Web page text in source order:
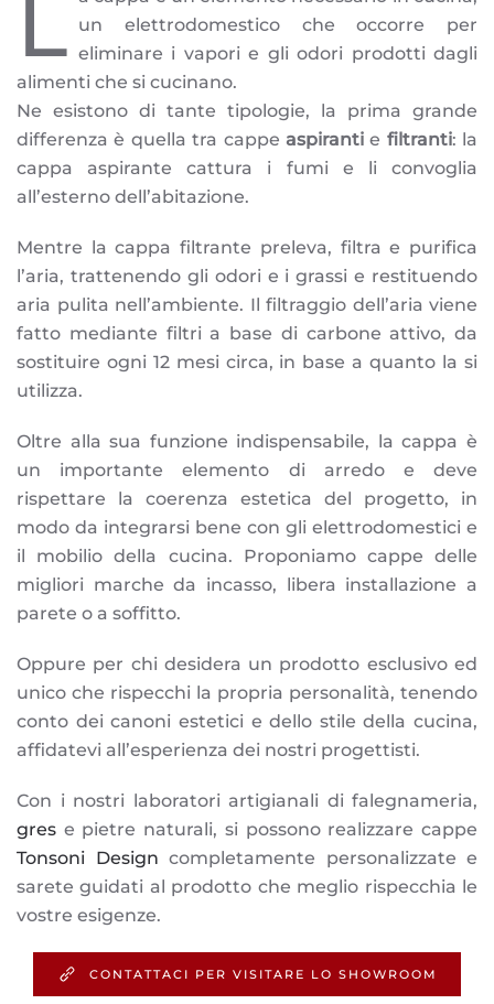
L un elettrodomestico che occorre per
eliminare i vapori e gli odori prodotti dagli
alimenti che si cucinano.
Ne esistono di tante tipologie, la prima grande
differenza è quella tra cappe aspirantie filtranti: la
cappa aspirante cattura i fumi e li convoglia
all’esterno dell’abitazione.
Mentre la cappa filtrante preleva, filtra e purifica
l’aria, trattenendo gli odori e i grassi e restituendo
aria pulita nell’ambiente. Il filtraggio dell’aria viene
fatto mediante filtri a base di carbone attivo, da
sostituire ogni 12 mesi circa, in base a quanto la si
utilizza.
Oltre alla sua funzione indispensabile, la cappa è
un importante elemento di arredo e deve
rispettare la coerenza estetica del progetto, in
modo da integrarsi bene con gli elettrodomestici e
il mobilio della cucina. Proponiamo cappe delle
migliori marche da incasso, libera installazione a
parete o a soffitto.
Oppure per chi desidera un prodotto esclusivo ed
unico che rispecchi la propria personalità, tenendo
conto dei canoni estetici e dello stile della cucina,
affidatevi all’esperienza dei nostri progettisti.
Con i nostri laboratori artigianali di falegnameria,
gres e pietre naturali, si possono realizzare cappe
Tonsoni Design completamente personalizzate e
sarete guidati al prodotto che meglio rispecchia le
vostre esigenze.
CONTATTACI PER VISITARE LO SHOWROOM